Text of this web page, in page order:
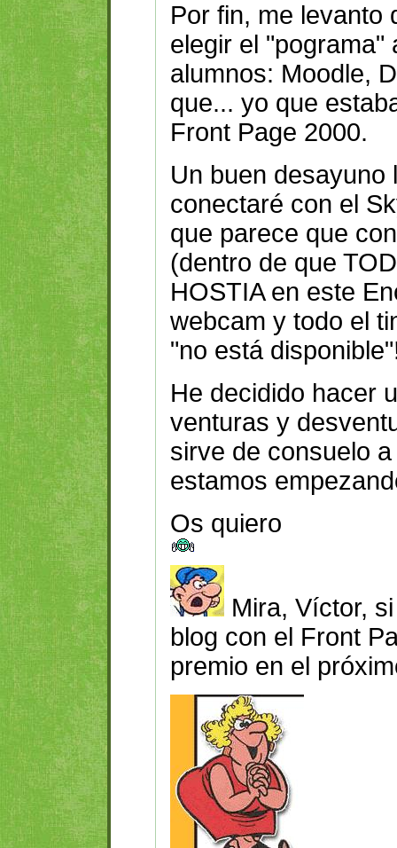
Por fin, me levanto
elegir el "pograma"
alumnos: Moodle,
que... yo que
Front Page 2000.
Un buen desayuno
conectaré con el
que parece que
(dentro de que
HOSTIA en este
webcam y todo el
"no está
He decidido hacer
venturas y
sirve de consuelo
estamos
Os quiero
Mira, Víctor,
blog con el Front
premio en el